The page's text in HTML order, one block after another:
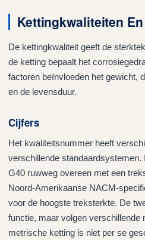
Kettingkwaliteiten
De kettingkwaliteit geeft de
de ketting bepaalt het
factoren beïnvloeden het gewicht,
en de levensduur.
Cijfers
Het kwaliteitsnummer heeft
verschillende
G40 ruwweg overeen met een
Noord-Amerikaanse NACM-
voor de hoogste treksterkte. De
functie, maar volgen
metrische ketting is niet per se